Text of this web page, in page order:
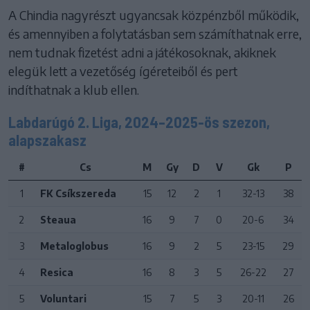
A Chindia nagyrészt ugyancsak közpénzből működik,
és amennyiben a folytatásban sem számíthatnak erre,
nem tudnak fizetést adni a játékosoknak, akiknek
elegük lett a vezetőség ígéreteiből és pert
indíthatnak a klub ellen.
Labdarúgó 2. Liga, 2024–2025-ös szezon,
alapszakasz
# Cs M Gy D V Gk P
1 FK Csíkszereda 15 12 2 1 32-13 38
2 Steaua 16 9 7 0 20-6 34
3 Metaloglobus 16 9 2 5 23-15 29
4 Resica 16 8 3 5 26-22 27
5 Voluntari 15 7 5 3 20-11 26